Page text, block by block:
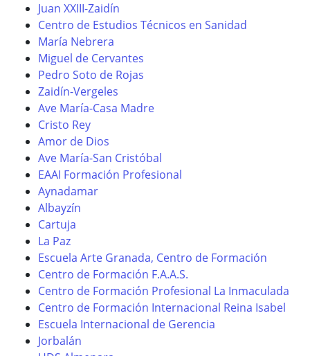
Juan XXIII-Zaidín
Centro de Estudios Técnicos en Sanidad
María Nebrera
Miguel de Cervantes
Pedro Soto de Rojas
Zaidín-Vergeles
Ave María-Casa Madre
Cristo Rey
Amor de Dios
Ave María-San Cristóbal
EAAI Formación Profesional
Aynadamar
Albayzín
Cartuja
La Paz
Escuela Arte Granada, Centro de Formación
Centro de Formación F.A.A.S.
Centro de Formación Profesional La Inmaculada
Centro de Formación Internacional Reina Isabel
Escuela Internacional de Gerencia
Jorbalán